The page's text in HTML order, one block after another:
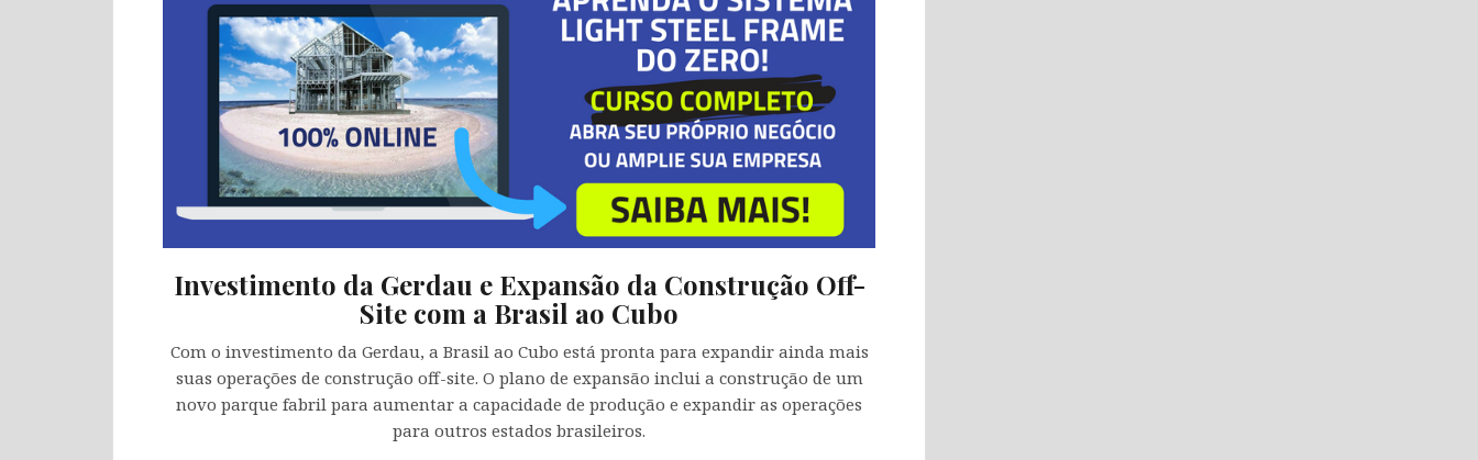
Investimento da Gerdau e Expansão da Construção Off-
Site com a Brasil ao Cubo
Com o investimento da Gerdau, a Brasil ao Cubo está pronta para expandir ainda mais
suas operações de construção off-site. O plano de expansão inclui a construção de um
novo parque fabril para aumentar a capacidade de produção e expandir as operações
para outros estados brasileiros.